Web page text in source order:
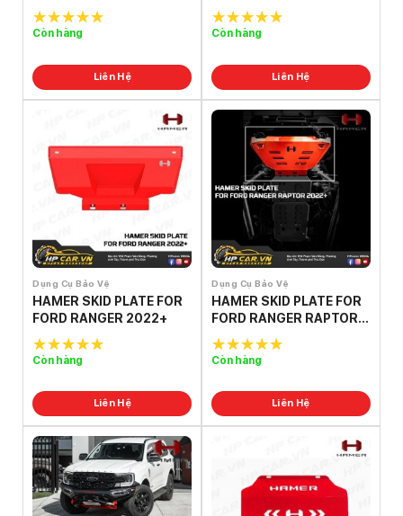
FOR FORD RANGER
2022+
5.0out of
Còn hàng
Liên Hệ
FOR FORD RANGER
RAPTOR 2022+
5.0out of
Còn hàng
Liên Hệ
Dụng Cụ Bảo Vệ
HAMER SKID PLATE FOR
FORD RANGER 2022+
5.0out of
Còn hàng
Liên Hệ
Dụng Cụ Bảo Vệ
HAMER SKID PLATE FOR
FORD RANGER RAPTOR
2022+
5.0out of
Còn hàng
Liên Hệ